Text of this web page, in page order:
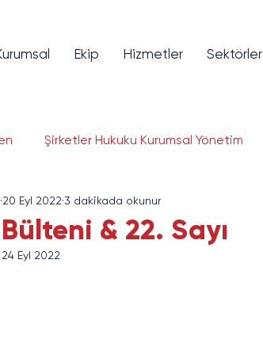
Ekip Hizmetler Sektörler
Şirketler Hukuku Kurumsal Yönetim
Hukuku Fikri ve Sınai Mülkiyet
Sermaye Piyasaları
& 22. Sayı
20 Eyl 2022 3 dakikada okunur
24 Eyl 2022